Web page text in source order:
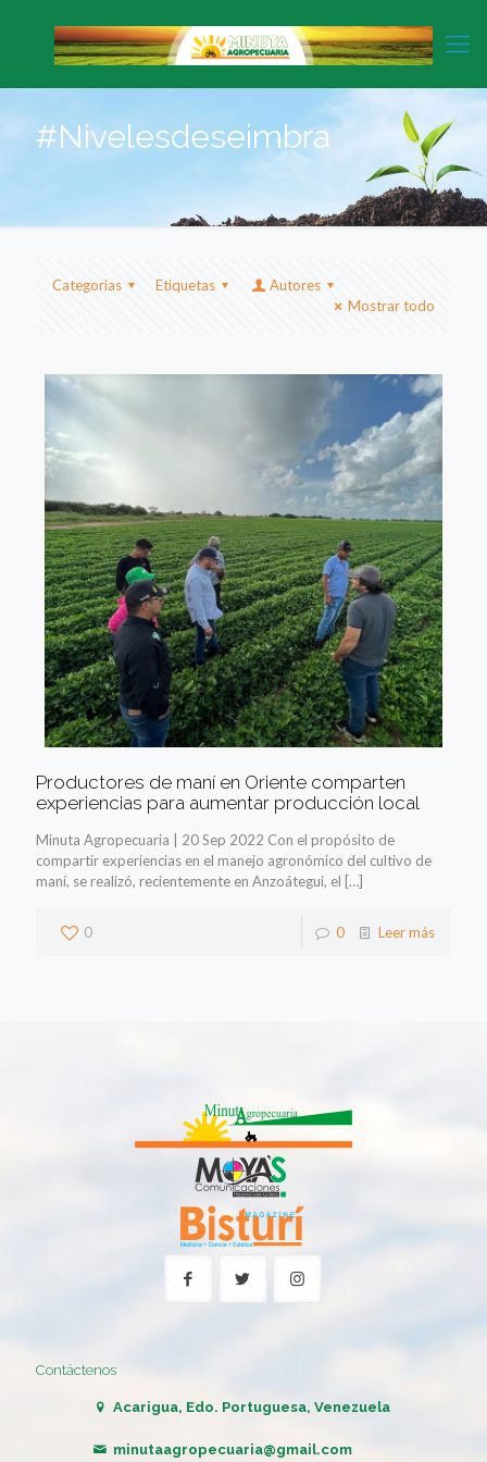
#Nivelesdeseimbra
Categorias Etiquetas
Autores
Mostrar todo
Productores de maní en Oriente comparten
experiencias para aumentar producción local
Minuta Agropecuaria | 20 Sep 2022 Con el propósito de
compartir experiencias en el manejo agronómico del cultivo de
maní, se realizó, recientemente en Anzoátegui, el […]
0 0 Leer más
Contáctenos
Acarigua, Edo. Portuguesa, Venezuela
minutaagropecuaria@gmail.com